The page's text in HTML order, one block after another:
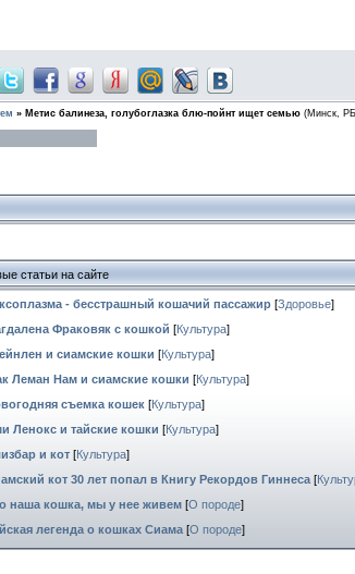
» Метис балинеза, голубоглазка блю-пойнт ищет семью (Минск,
статьи на сайте
- бесстрашный кошачий пассажир [Здоровье]
Фраковяк с кошкой [Культура]
и сиамские кошки [Культура]
Леман Нам и сиамские кошки [Культура]
съемка кошек [Культура]
Ленокс и тайские кошки [Культура]
и кот [Культура]
кот 30 лет попал в Книгу Рекордов Гиннеса [
наша кошка, мы у нее живем [О породе]
легенда о кошках Сиама [О породе]